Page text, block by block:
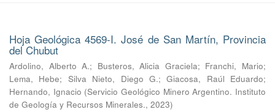
Hoja Geológica 4569-I. José de San Martín, Provincia
del Chubut
Ardolino, Alberto A.; Busteros, Alicia Graciela; Franchi, Mario;
Lema, Hebe; Silva Nieto, Diego G.;Giacosa, Raúl Eduardo;
Hernando, Ignacio (Servicio Geológico Minero Argentino. Instituto
de Geología y Recursos Minerales., 2023)